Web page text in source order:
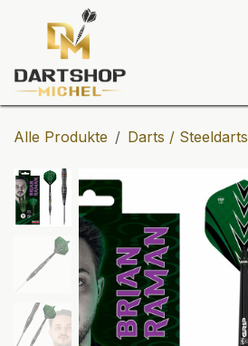
Zum Inhalt springen
Alle Produkte Darts / Steeldarts